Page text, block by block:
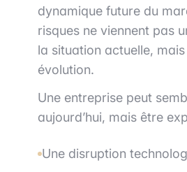
dynamique future du
risques ne viennent pas
la situation actuelle,
évolution.
Une entreprise peut
aujourd’hui, mais être
Une disruption